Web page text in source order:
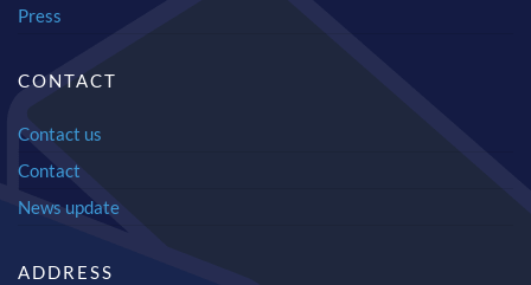
Press
CONTACT
Contact us
Contact
News update
ADDRESS